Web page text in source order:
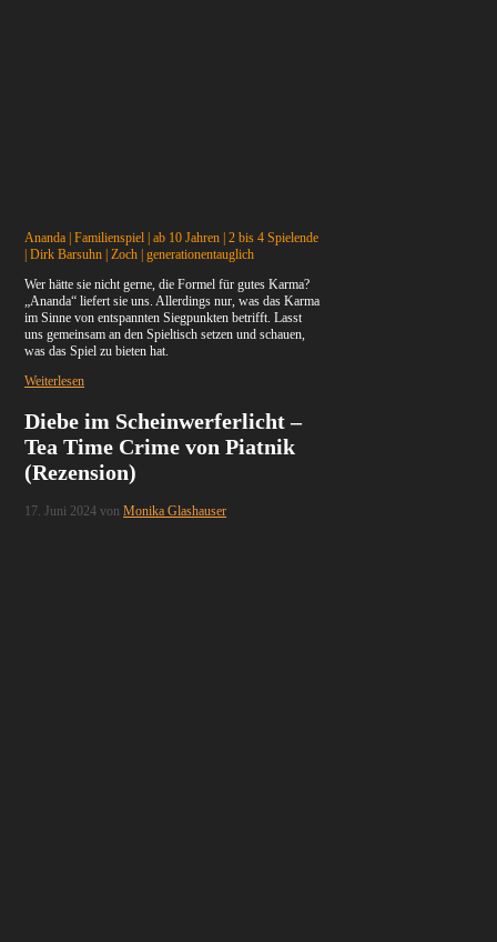
Ananda | Familienspiel | ab 10 Jahren | 2 bis 4 Spielende
| Dirk Barsuhn | Zoch | generationentauglich
Wer hätte sie nicht gerne, die Formel für gutes Karma?
„Ananda“ liefert sie uns. Allerdings nur, was das Karma
im Sinne von entspannten Siegpunkten betrifft. Lasst
uns gemeinsam an den Spieltisch setzen und schauen,
was das Spiel zu bieten hat.
Weiterlesen
Diebe im Scheinwerferlicht –
Tea Time Crime von Piatnik
(Rezension)
17. Juni 2024 vonMonika Glashauser